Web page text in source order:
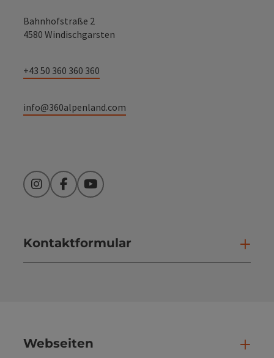
Bahnhofstraße 2
4580 Windischgarsten
+43 50 360 360 360
info@360alpenland.com
InstagramFacebookYouTube
Kontaktformular
Webseiten